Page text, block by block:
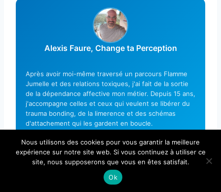
Alexis Faure, Change ta Perception
Après avoir moi-même traversé un parcours Flamme
Jumelle et des relations toxiques, j'ai fait de la sortie
de la dépendance affective mon métier. Depuis 15 ans,
j'accompagne celles et ceux qui veulent se libérer du
trauma bonding, de la limerence et des schémas
d'attachement qui les gardent en boucle.
racine, là où le corps stocke la souffrance, pas
seulement à la compréhension.
RÉSERVE TON APPEL GRATUIT DE 20 MIN
Nous utilisons des cookies pour vous garantir la meilleure
expérience sur notre site web. Si vous continuez à utiliser ce
site, nous supposerons que vous en êtes satisfait.
Ok